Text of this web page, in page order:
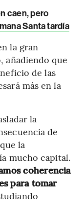
caen, pero
Santa tardía
la gran
añadiendo que
de las
más en la
la
de
la
mucho capital.
coherencia
para tomar